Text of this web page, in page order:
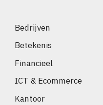
Bedrijven
Betekenis
Financieel
ICT & Ecommerce
Kantoor